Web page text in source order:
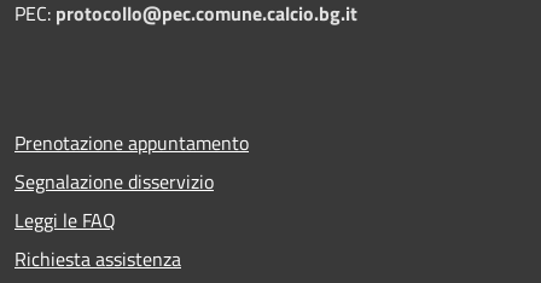
PEC: protocollo@pec.comune.calcio.bg.it
Prenotazione appuntamento
Segnalazione disservizio
Leggi le FAQ
Richiesta assistenza